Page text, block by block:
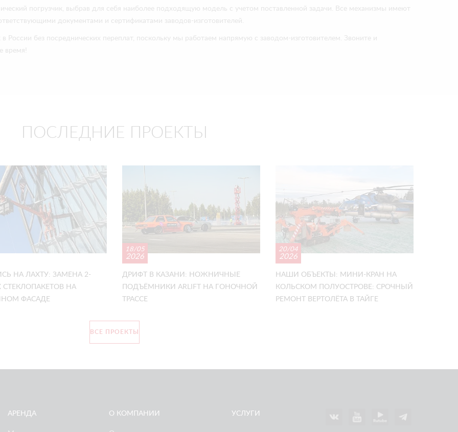
погрузчик, выбрав для себя наиболее подходящую модель с учетом поставленной задачи. Все механизмы имеют
документами и сертификатами заводов-изготовителей.
России без посреднических переплат, поскольку мы работаем напрямую с заводом-изготовителем. Звоните и
время!
ПОСЛЕДНИЕ ПРОЕКТЫ
НА ЛАХТУ: ЗАМЕНА 2-
НА
ФАСАДЕ
18/05
2026
ДРИФТ В КАЗАНИ: НОЖНИЧНЫЕ
ПОДЪЁМНИКИ ARLIFT НА ГОНОЧНОЙ
ТРАССЕ
20/04
2026
НАШИ ОБЪЕКТЫ: МИНИ-КРАН НА
КОЛЬСКОМ ПОЛУОСТРОВЕ: СРОЧНЫЙ
РЕМОНТ ВЕРТОЛЁТА В ТАЙГЕ
ВСЕ ПРОЕКТЫ
АРЕНДА О КОМПАНИИ УСЛУГИ